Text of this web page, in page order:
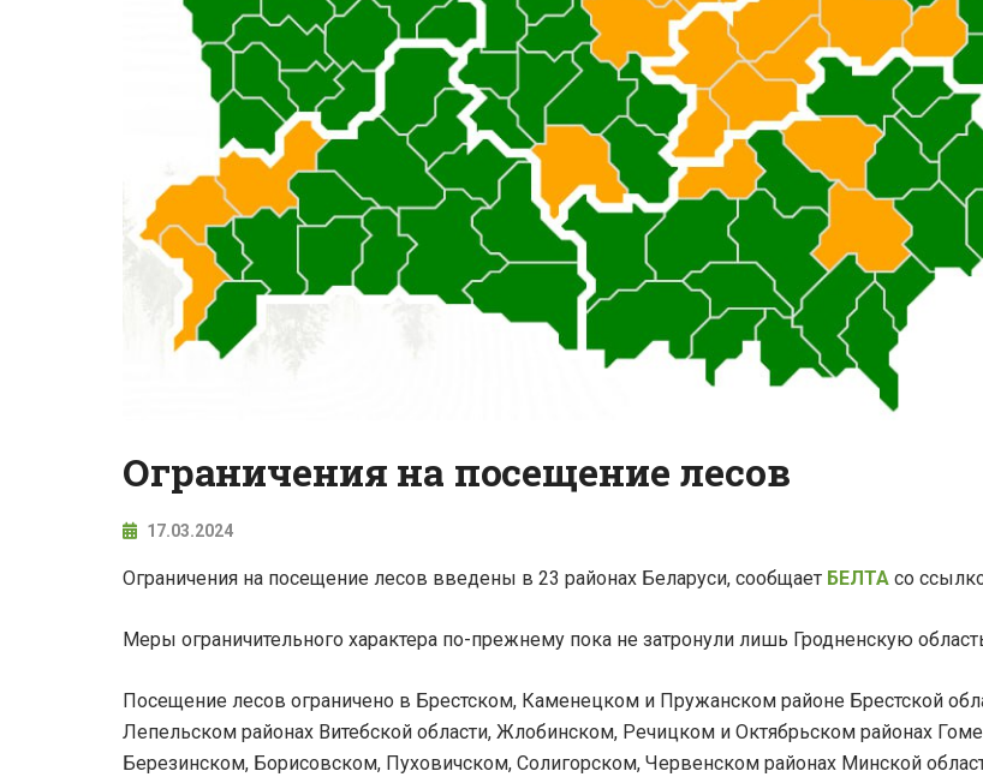
Ограничения на посещение лесов
17.03.2024
Ограничения на посещение лесов введены в 23 районах Беларуси, сообщает БЕЛТА со
Меры ограничительного характера по-прежнему пока не затронули лишь Гродненскую
Посещение лесов ограничено в Брестском, Каменецком и Пружанском районе Брестской
Лепельском районах Витебской области, Жлобинском, Речицком и Октябрьском районах
Березинском, Борисовском, Пуховичском, Солигорском, Червенском районах Минской